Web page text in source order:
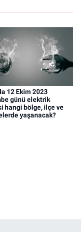
12 Ekim 2023
günü elektrik
hangi bölge, ilçe ve
yaşanacak?